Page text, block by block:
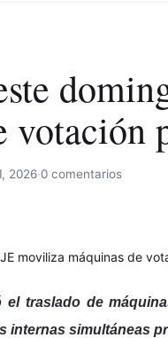
votación
2026·0 comentarios
traslado de
internas simultáneas